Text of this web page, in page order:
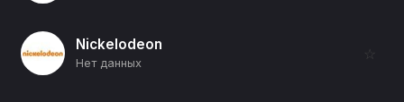
Nickelodeon
Нет данных
☆